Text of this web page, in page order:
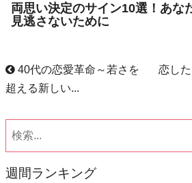
両思い決定のサイン10選！あな
見逃さないために
40代の恋愛革命～若さを
超える新しい...
恋し
週間ランキング